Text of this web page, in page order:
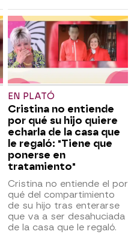
EN PLATÓ
Cristina no entiende
por qué su hijo quiere
echarla de la casa que
le regaló: "Tiene que
ponerse en
tratamiento"
Cristina no entiende el por
qué del compartimiento
de su hijo tras enterarse
que va a ser desahuciada
de la casa que le regaló.